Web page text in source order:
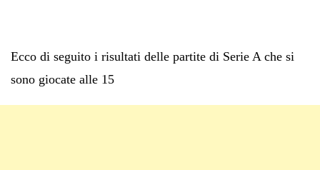
Ecco di seguito i risultati delle partite di Serie A che si
sono giocate alle 15